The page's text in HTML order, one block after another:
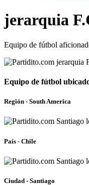
jerarquia
Equipo de fútbol
Equipo de fútbol
Región - South America
País - Chile
Ciudad - Santiago